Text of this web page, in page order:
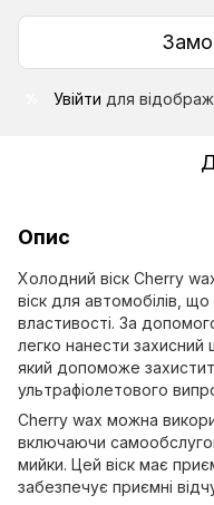
Увійти для
Опис
Холодний віск Cherry
віск для автомобілів,
властивості. За
легко нанести
який допоможе
ультрафіолетового
Cherry wax можна
включаючи
мийки. Цей віск має
забезпечує приємні